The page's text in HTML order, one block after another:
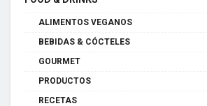
ALIMENTOS VEGANOS
BEBIDAS & CÓCTELES
GOURMET
PRODUCTOS
RECETAS